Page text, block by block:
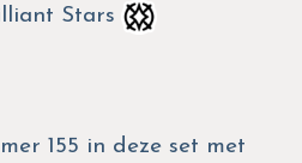
Stars
155 in deze set met